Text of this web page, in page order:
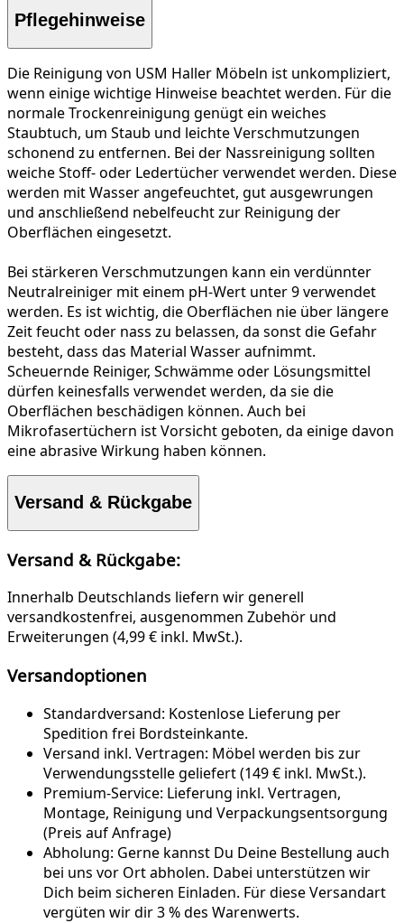
Pflegehinweise
Die Reinigung von USM Haller Möbeln ist unkompliziert,
wenn einige wichtige Hinweise beachtet werden. Für die
normale Trockenreinigung genügt ein weiches
Staubtuch, um Staub und leichte Verschmutzungen
schonend zu entfernen. Bei der Nassreinigung sollten
weiche Stoff- oder Ledertücher verwendet werden. Diese
werden mit Wasser angefeuchtet, gut ausgewrungen
und anschließend nebelfeucht zur Reinigung der
Oberflächen eingesetzt.
Bei stärkeren Verschmutzungen kann ein verdünnter
Neutralreiniger mit einem pH-Wert unter 9 verwendet
werden. Es ist wichtig, die Oberflächen nie über längere
Zeit feucht oder nass zu belassen, da sonst die Gefahr
besteht, dass das Material Wasser aufnimmt.
Scheuernde Reiniger, Schwämme oder Lösungsmittel
dürfen keinesfalls verwendet werden, da sie die
Oberflächen beschädigen können. Auch bei
Mikrofasertüchern ist Vorsicht geboten, da einige davon
eine abrasive Wirkung haben können.
Versand & Rückgabe
Versand & Rückgabe:
Innerhalb Deutschlands liefern wir generell
versandkostenfrei, ausgenommen Zubehör und
Erweiterungen (4,99 € inkl. MwSt.).
Versandoptionen
Standardversand: Kostenlose Lieferung per
Spedition frei Bordsteinkante.
Versand inkl. Vertragen: Möbel werden bis zur
Verwendungsstelle geliefert (149 € inkl. MwSt.).
Premium-Service: Lieferung inkl. Vertragen,
Montage, Reinigung und Verpackungsentsorgung
(Preis auf Anfrage)
Abholung: Gerne kannst Du Deine Bestellung auch
bei uns vor Ort abholen. Dabei unterstützen wir
Dich beim sicheren Einladen. Für diese Versandart
vergüten wir dir 3 % des Warenwerts.